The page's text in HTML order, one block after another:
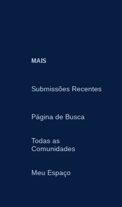
MAIS
Submissões Recentes
Página de Busca
Todas as
Comunidades
Meu Espaço